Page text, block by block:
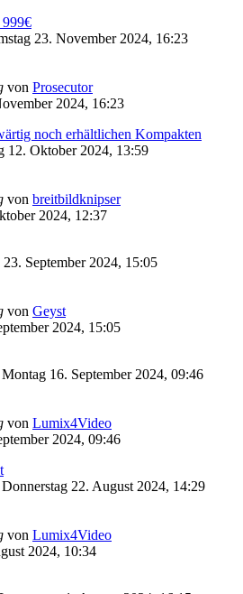
23. November 2024, 16:23
von Prosecutor
2024, 16:23
noch erhältlichen Kompakten
12. Oktober 2024, 13:59
von breitbildknipser
2024, 12:37
September 2024, 15:05
von Geyst
2024, 15:05
Montag 16. September 2024, 09:46
von Lumix4Video
2024, 09:46
Donnerstag 22. August 2024, 14:29
von Lumix4Video
2024, 10:34